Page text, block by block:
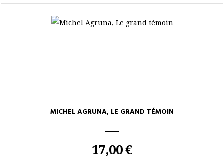
MICHEL AGRUNA, LE GRAND TÉMOIN
17,00 €